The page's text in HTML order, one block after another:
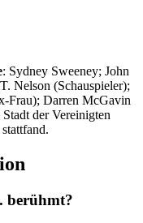
: Sydney Sweeney; John
Nelson (Schauspieler);
Frau); Darren McGavin
der Vereinigten
berühmt?